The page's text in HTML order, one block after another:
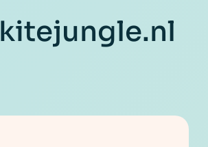
kitejungle.nl